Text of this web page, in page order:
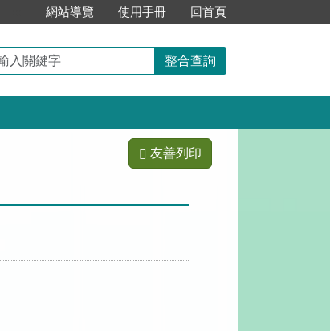
網站導覽 使用手冊 回首頁
整合查詢
友善列印